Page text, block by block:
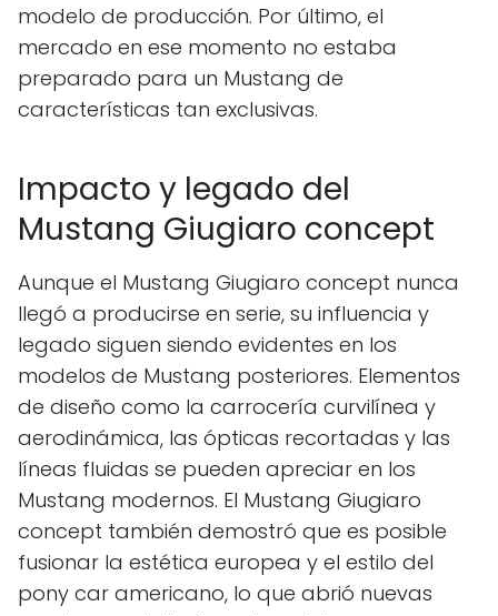
modelo de producción. Por último, el
mercado en ese momento no estaba
preparado para un Mustang de
características tan exclusivas.
Impacto y legado del
Mustang Giugiaro concept
Aunque el Mustang Giugiaro concept nunca
llegó a producirse en serie, su influencia y
legado siguen siendo evidentes en los
modelos de Mustang posteriores. Elementos
de diseño como la carrocería curvilínea y
aerodinámica, las ópticas recortadas y las
líneas fluidas se pueden apreciar en los
Mustang modernos. El Mustang Giugiaro
concept también demostró que es posible
fusionar la estética europea y el estilo del
pony car americano, lo que abrió nuevas